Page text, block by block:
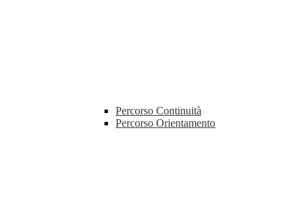
Percorso Continuità
Percorso Orientamento